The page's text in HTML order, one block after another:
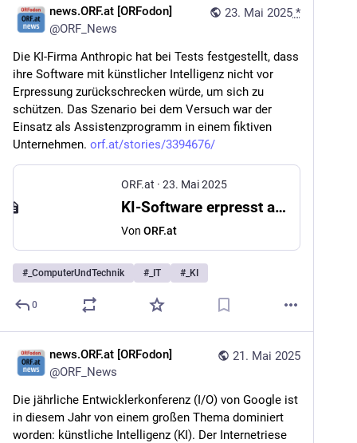
23. Mai 2025 *
news.ORF.at [ORFodon]
@ORF_News
Die KI-Firma Anthropic hat bei Tests festgestellt, dass
ihre Software mit künstlicher Intelligenz nicht vor
Erpressung zurückschrecken würde, um sich zu
schützen. Das Szenario bei dem Versuch war der
Einsatz als Assistenzprogramm in einem fiktiven
Unternehmen. orf.at/stories/3394676/
ORF.at · 23. Mai 2025
KI-Software erpresst aus Selbstschutz
Von ORF.at
# _ComputerUndTechnik # _IT # _KI
0
21. Mai 2025
news.ORF.at [ORFodon]
@ORF_News
Die jährliche Entwicklerkonferenz (I/O) von Google ist
in diesem Jahr von einem großen Thema dominiert
worden: künstliche Intelligenz (KI). Der Internetriese